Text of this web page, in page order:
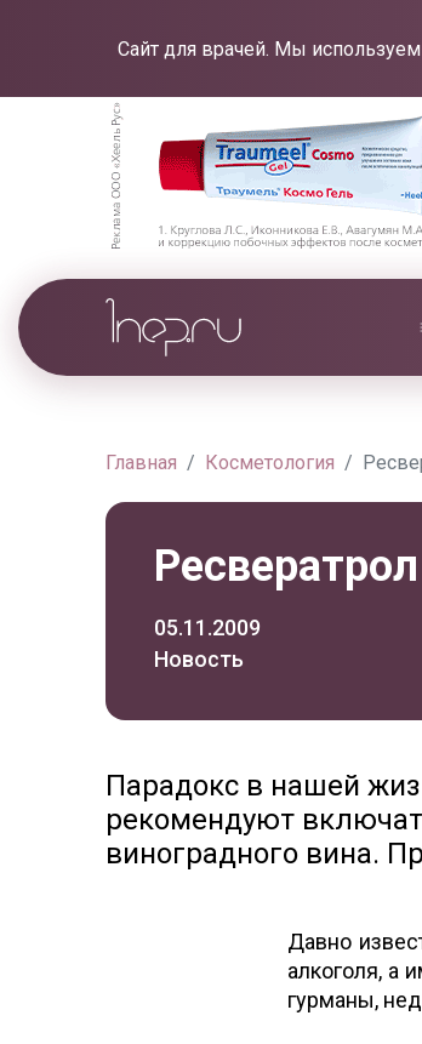
Сайт для врачей. Мы
Главная Косметология
05.11.2009
Новость
Парадокс в нашей
рекомендуют
виноградного вина.
Давно
алкоголя, а
гурманы,